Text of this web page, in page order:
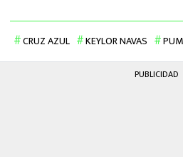
CRUZ AZUL KEYLOR NAVAS
PUBLICIDAD